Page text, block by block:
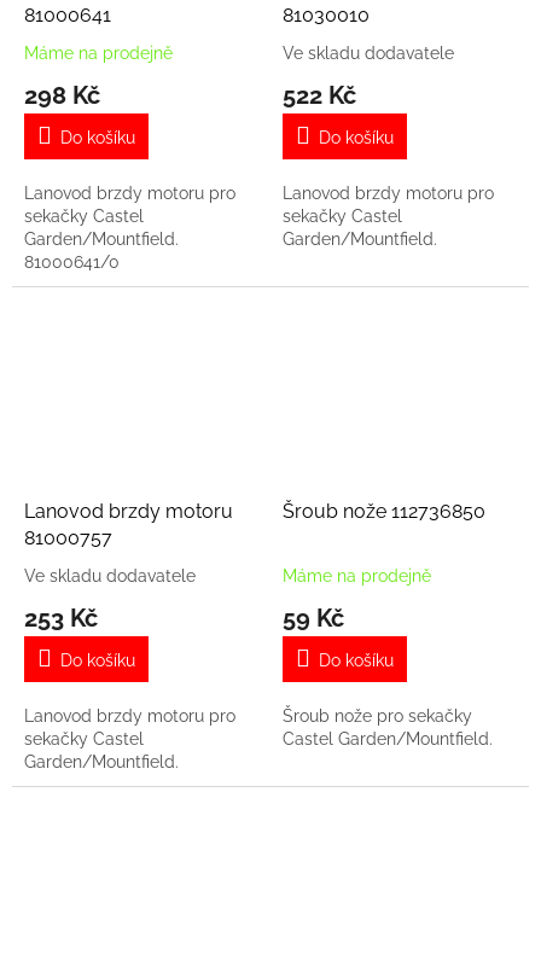
81000641
Máme na prodejně
298 Kč
Do košíku
Lanovod brzdy motoru pro
sekačky Castel
Garden/Mountfield.
81000641/0
81030010
Ve skladu dodavatele
522 Kč
Do košíku
Lanovod brzdy motoru pro
sekačky Castel
Garden/Mountfield.
Lanovod brzdy motoru
81000757
Ve skladu dodavatele
253 Kč
Do košíku
Lanovod brzdy motoru pro
sekačky Castel
Garden/Mountfield.
Šroub nože 112736850
Máme na prodejně
59 Kč
Do košíku
Šroub nože pro sekačky
Castel Garden/Mountfield.